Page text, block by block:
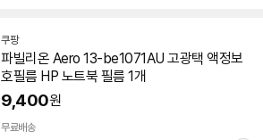
쿠팡
파빌리온 Aero 13-be1071AU 고광택 액정보
호필름 HP 노트북 필름 1개
9,400원
무료배송